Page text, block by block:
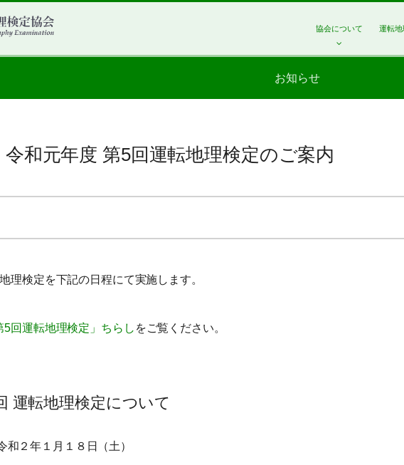
協会について 運転地
お知らせ
令和元年度 第5回運転地理検定のご案内
理検定を下記の日程にて実施します。
5回運転地理検定」ちらし をご覧ください。
運転地理検定について
１月１８日（土）